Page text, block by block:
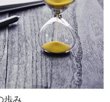
歩み